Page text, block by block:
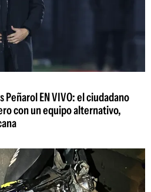
EN VIVO: el ciudadano
con un equipo alternativo,